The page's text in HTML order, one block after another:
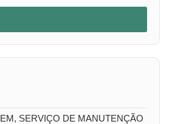
SERVIÇO DE MANUTENÇÃO